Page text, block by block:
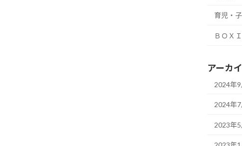
育児・
ＢＯＸ
アーカ
2024年9
2024年7
2023年5